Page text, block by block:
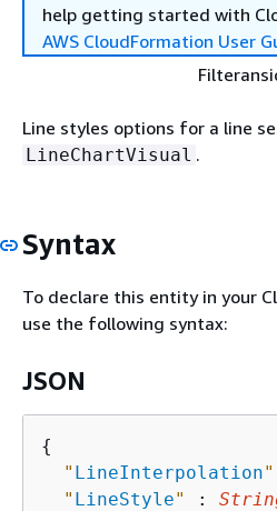
help getting started with
AWS CloudFormation User
Line styles options for a line
LineChartVisual .
Syntax
To declare this entity in your
use the following syntax:
JSON
{
" LineInterpolation"
" LineStyle" :